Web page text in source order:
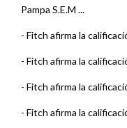
Pampa S.E.M ...
- Fitch afirma la
- Fitch afirma la
- Fitch afirma la
- Fitch afirma la